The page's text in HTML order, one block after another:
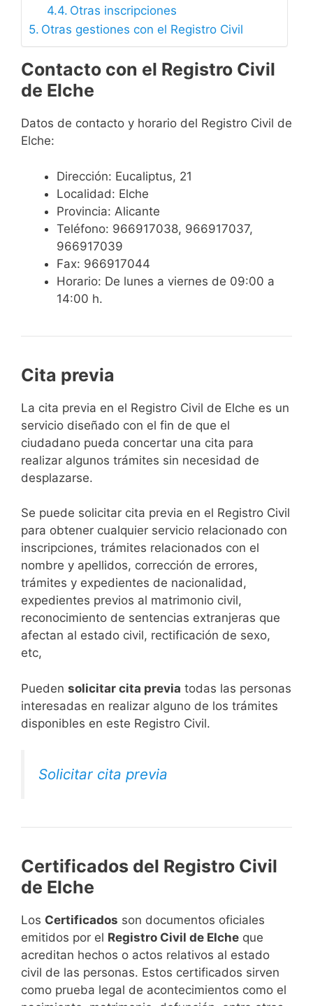
Otras inscripciones
Otras gestiones con el Registro Civil
Contacto con el Registro Civil
de Elche
Datos de contacto y horario del Registro Civil de
Elche:
Dirección: Eucaliptus, 21
Localidad: Elche
Provincia: Alicante
Teléfono: 966917038, 966917037,
966917039
Fax: 966917044
Horario: De lunes a viernes de 09:00 a
14:00 h.
Cita previa
​​​​​​​​​​​​​​​​​​​​​​​​​​​​La cita previa en el Registro Civil de Elche es un
servicio diseñado con el fin de que el
ciudadano pueda concertar una cita para
realizar algunos trámites sin necesidad de
desplazarse.​
Se puede solicitar cita previa en el Registro Civil
para obtener cualquier servicio relacionado con
inscripciones, trámites relacionados con el
nombre y apellidos, corrección de errores,
trámites y expedientes de nacionalidad,
expedientes previos al matrimonio civil,
reconocimiento de sentencias extranjeras que
afectan al estado civil, rectificación de sexo,
etc,
​Pueden solicitar cita previa todas las personas
interesadas en realizar alguno de los trámites
disponibles en este Registro Civil.​
Solicitar cita previa
Certificados del Registro Civil
de Elche
Los Certificados son documentos oficiales
emitidos por el Registro Civil de Elche que
acreditan hechos o actos relativos al estado
civil de las personas. Estos certificados sirven
como prueba legal de acontecimientos como el